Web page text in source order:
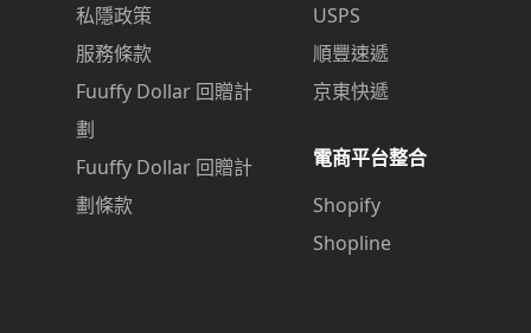
私隱政策
服務條款
Fuuffy Dollar 回贈計
劃
Fuuffy Dollar 回贈計
劃條款
USPS
順豐速遞
京東快遞
電商平台整合
Shopify
Shopline